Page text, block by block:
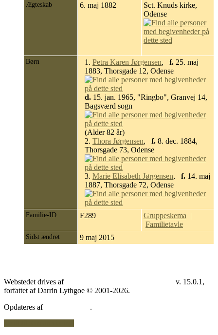
Ægteskab 6. maj 1882
Sct. Knuds kirke,
Odense
Børn 1. Petra Karen Jørgensen, f. 25. maj
1883, Thorsgade 12, Odense
d. 15. jan. 1965, "Ringbo", Granvej 14,
Bagsværd sogn
(Alder 82 år)
2. Thora Jørgensen, f. 8. dec. 1884,
Thorsgade 73, Odense
3. Marie Elisabeth Jørgensen, f. 14. maj
1887, Thorsgade 72, Odense
Familie-ID F289 Gruppeskema |
Familietavle
Sidst ændret 9 maj 2015
Webstedet drives af
v. 15.0.1,
forfattet af Darrin Lythgoe © 2001-2026.
Opdateres af
.